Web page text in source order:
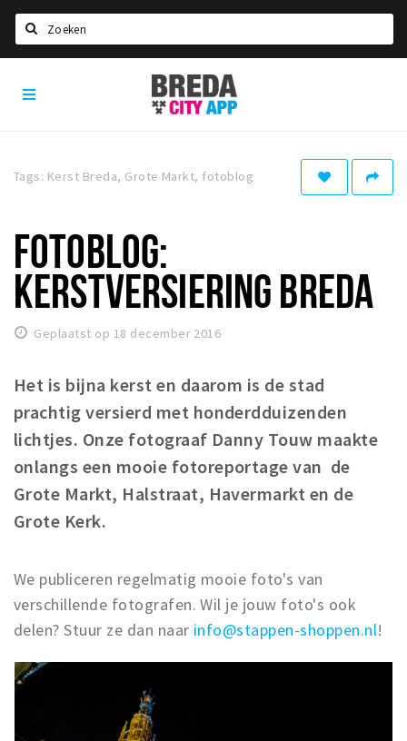
Home
Eten
Drinken
Slapen
Winkels
Winkelgebieden
Parkeren
Bezienswaardigheden
Toeristische routes
Natuurgebieden
Sport
Breda
City
App
Tags: Kerst Breda, Grote Markt, fotoblog
FOTOBLOG:
KERSTVERSIERING BREDA
Geplaatst op 18 december 2016
Het is bijna kerst en daarom is de stad
prachtig versierd met honderdduizenden
lichtjes. Onze fotograaf Danny Touw maakte
onlangs een mooie fotoreportage van de
Grote Markt, Halstraat, Havermarkt en de
Grote Kerk.
We publiceren regelmatig mooie foto's van
verschillende fotografen. Wil je jouw foto's ook
delen? Stuur ze dan naar info@stappen-shoppen.nl!